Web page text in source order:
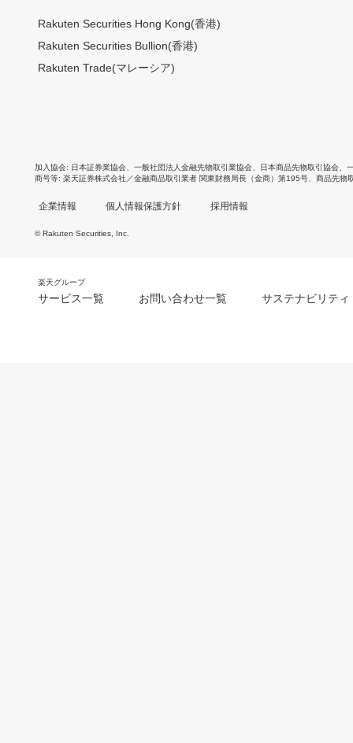
Rakuten Securities Hong Kong(香港)
Rakuten Securities Bullion(香港)
Rakuten Trade(マレーシア)
加入協会 日本証券業協会 一般社団法人金融先物取引業協会 日本商品先物取引協会
商号等 楽天証券株式会社／金融商品取引業者 関東財務局長（金商）第195号、商品先物
企業情報 個人情報保護方針 採用情報
© Rakuten Securities, Inc.
楽天グループ
サービス一覧 お問い合わせ一覧 サステナビリティ